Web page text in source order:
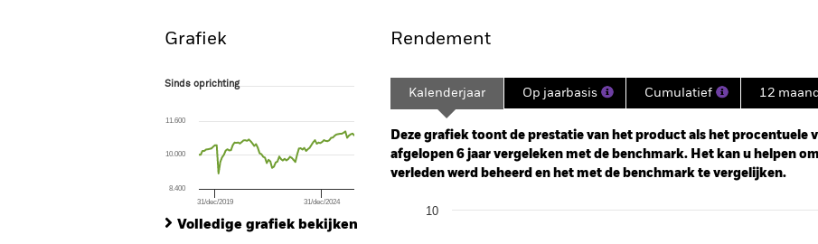
Grafiek
Sinds oprichting
The chart has 1 X axis displaying Time. Range: 2019-04-01 00:00:00 to 2026-07-31 00:00:00.
The chart has 1 Y axis displaying values. Range: -16 to 32.
Sinds oprichting
31/dec/2019 31/dec/2024
8.400
10.000
11.600
Volledige grafiek bekijken
Rendement
Kalenderjaar Op jaarbasis Cumulatief 12
Deze grafiek toont de prestatie van het product als het procentuele
afgelopen 6 jaar vergeleken met de benchmark. Het kan u helpen
verleden werd beheerd en het met de benchmark te vergelijken.
Bar chart with 2 data series.
10